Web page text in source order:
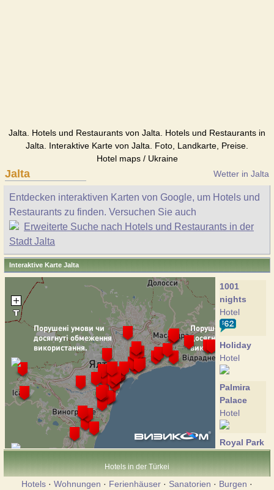
Jalta. Hotels und Restaurants von Jalta. Hotels und Restaurants in
Jalta. Interaktive Karte von Jalta. Foto, Landkarte, Preise.
Hotel maps / Ukraine
Jalta Wetter in Jalta
Entdecken interaktiven Karten von Google, um Hotels und
Restaurants zu finden. Versuchen Sie auch
Erweiterte Suche nach Hotels und Restaurants in der
Stadt Jalta
Interaktive Karte Jalta
1001
nights
Hotel
Holiday
Hotel
Palmira
Palace
Hotel
Royal Park
Hotels in der Türkei
Hotels · Wohnungen · Ferienhäuser · Sanatorien · Burgen ·